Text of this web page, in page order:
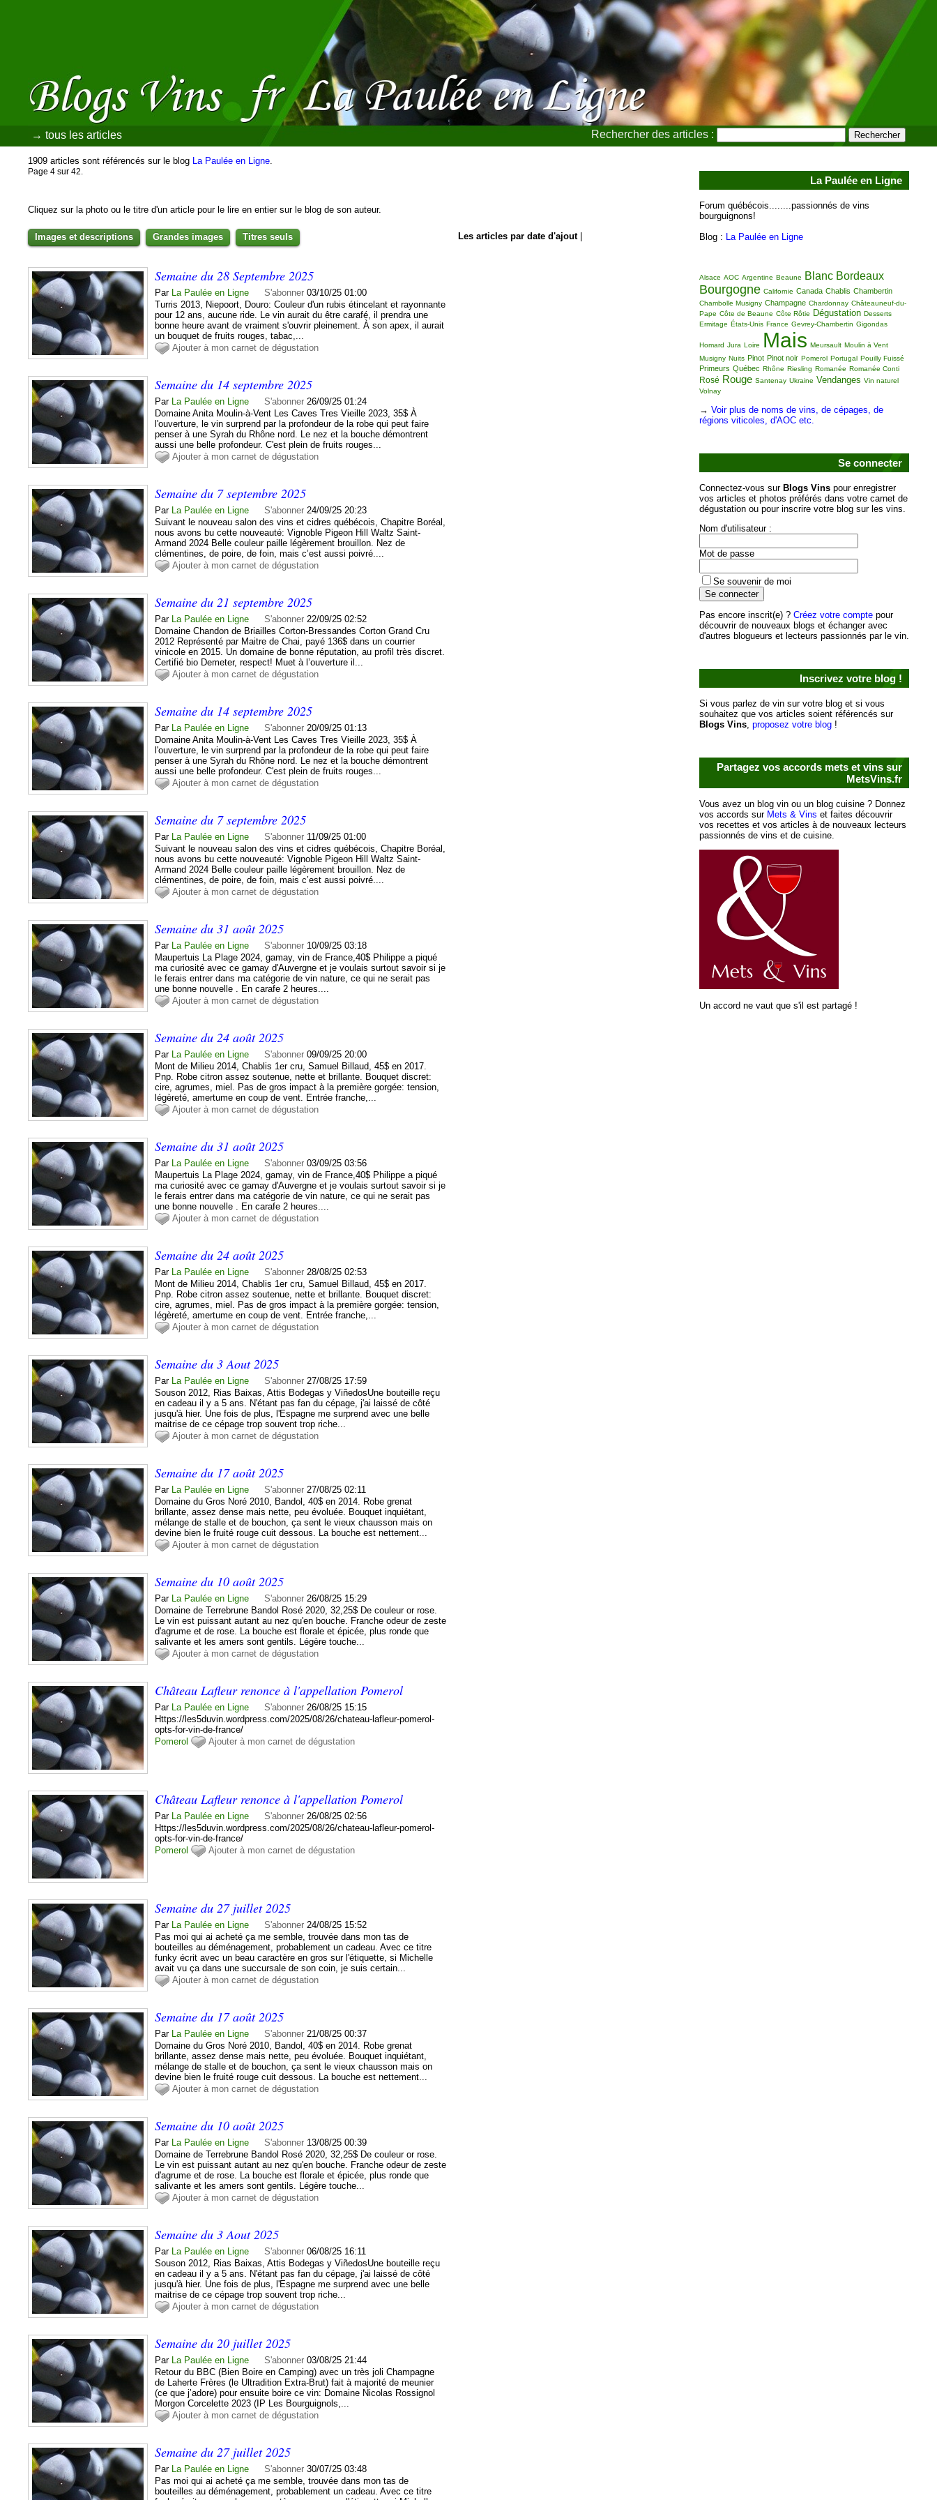
→ tous les articles Rechercher des articles :
1909 articles sont référencés sur le blog La Paulée en Ligne
Page 4 sur 42.
Cliquez sur la photo ou le titre d'un article pour le lire en entier sur le blog de son auteur.
Images et descriptions Grandes images Titres seuls Les articles par date d'ajout|
Semaine du 28 Septembre 2025
Par La Paulée en Ligne S'abonner 03/10/25 01:00
Turris 2013, Niepoort, Douro: Couleur d'un rubis étincelant et rayonnante
pour 12 ans, aucune ride. Le vin aurait du être carafé, il prendra une
bonne heure avant de vraiment s'ouvrir pleinement. À son apex, il aurait
un bouquet de fruits rouges, tabac,...
Ajouter à mon carnet de dégustation
Semaine du 14 septembre 2025
Par La Paulée en Ligne S'abonner 26/09/25 01:24
Domaine Anita Moulin-à-Vent Les Caves Tres Vieille 2023, 35$ À
l'ouverture, le vin surprend par la profondeur de la robe qui peut faire
penser à une Syrah du Rhône nord. Le nez et la bouche démontrent
aussi une belle profondeur. C'est plein de fruits rouges...
Ajouter à mon carnet de dégustation
Semaine du 7 septembre 2025
Par La Paulée en Ligne S'abonner 24/09/25 20:23
Suivant le nouveau salon des vins et cidres québécois, Chapitre Boréal,
nous avons bu cette nouveauté: Vignoble Pigeon Hill Waltz Saint-
Armand 2024 Belle couleur paille légèrement brouillon. Nez de
clémentines, de poire, de foin, mais c’est aussi poivré....
Ajouter à mon carnet de dégustation
Semaine du 21 septembre 2025
Par La Paulée en Ligne S'abonner 22/09/25 02:52
Domaine Chandon de Briailles Corton-Bressandes Corton Grand Cru
2012 Représenté par Maitre de Chai, payé 136$ dans un courrier
vinicole en 2015. Un domaine de bonne réputation, au profil très discret.
Certifié bio Demeter, respect! Muet à l’ouverture il...
Ajouter à mon carnet de dégustation
Semaine du 14 septembre 2025
Par La Paulée en Ligne S'abonner 20/09/25 01:13
Domaine Anita Moulin-à-Vent Les Caves Tres Vieille 2023, 35$ À
l'ouverture, le vin surprend par la profondeur de la robe qui peut faire
penser à une Syrah du Rhône nord. Le nez et la bouche démontrent
aussi une belle profondeur. C'est plein de fruits rouges...
Ajouter à mon carnet de dégustation
Semaine du 7 septembre 2025
Par La Paulée en Ligne S'abonner 11/09/25 01:00
Suivant le nouveau salon des vins et cidres québécois, Chapitre Boréal,
nous avons bu cette nouveauté: Vignoble Pigeon Hill Waltz Saint-
Armand 2024 Belle couleur paille légèrement brouillon. Nez de
clémentines, de poire, de foin, mais c’est aussi poivré....
Ajouter à mon carnet de dégustation
Semaine du 31 août 2025
Par La Paulée en Ligne S'abonner 10/09/25 03:18
Maupertuis La Plage 2024, gamay, vin de France,40$ Philippe a piqué
ma curiosité avec ce gamay d'Auvergne et je voulais surtout savoir si je
le ferais entrer dans ma catégorie de vin nature, ce qui ne serait pas
une bonne nouvelle . En carafe 2 heures....
Ajouter à mon carnet de dégustation
Semaine du 24 août 2025
Par La Paulée en Ligne S'abonner 09/09/25 20:00
Mont de Milieu 2014, Chablis 1er cru, Samuel Billaud, 45$ en 2017.
Pnp. Robe citron assez soutenue, nette et brillante. Bouquet discret:
cire, agrumes, miel. Pas de gros impact à la première gorgée: tension,
légèreté, amertume en coup de vent. Entrée franche,...
Ajouter à mon carnet de dégustation
Semaine du 31 août 2025
Par La Paulée en Ligne S'abonner 03/09/25 03:56
Maupertuis La Plage 2024, gamay, vin de France,40$ Philippe a piqué
ma curiosité avec ce gamay d'Auvergne et je voulais surtout savoir si je
le ferais entrer dans ma catégorie de vin nature, ce qui ne serait pas
une bonne nouvelle . En carafe 2 heures....
Ajouter à mon carnet de dégustation
Semaine du 24 août 2025
Par La Paulée en Ligne S'abonner 28/08/25 02:53
Mont de Milieu 2014, Chablis 1er cru, Samuel Billaud, 45$ en 2017.
Pnp. Robe citron assez soutenue, nette et brillante. Bouquet discret:
cire, agrumes, miel. Pas de gros impact à la première gorgée: tension,
légèreté, amertume en coup de vent. Entrée franche,...
Ajouter à mon carnet de dégustation
Semaine du 3 Aout 2025
Par La Paulée en Ligne S'abonner 27/08/25 17:59
Souson 2012, Rias Baixas, Attis Bodegas y ViñedosUne bouteille reçu
en cadeau il y a 5 ans. N'étant pas fan du cépage, j'ai laissé de côté
jusqu'à hier. Une fois de plus, l'Espagne me surprend avec une belle
maitrise de ce cépage trop souvent trop riche...
Ajouter à mon carnet de dégustation
Semaine du 17 août 2025
Par La Paulée en Ligne S'abonner 27/08/25 02:11
Domaine du Gros Noré 2010, Bandol, 40$ en 2014. Robe grenat
brillante, assez dense mais nette, peu évoluée. Bouquet inquiétant,
mélange de stalle et de bouchon, ça sent le vieux chausson mais on
devine bien le fruité rouge cuit dessous. La bouche est nettement...
Ajouter à mon carnet de dégustation
Semaine du 10 août 2025
Par La Paulée en Ligne S'abonner 26/08/25 15:29
Domaine de Terrebrune Bandol Rosé 2020, 32,25$ De couleur or rose.
Le vin est puissant autant au nez qu'en bouche. Franche odeur de zeste
d'agrume et de rose. La bouche est florale et épicée, plus ronde que
salivante et les amers sont gentils. Légère touche...
Ajouter à mon carnet de dégustation
Château Lafleur renonce à l'appellation Pomerol
Par La Paulée en Ligne S'abonner 26/08/25 15:15
Https://les5duvin.wordpress.com/2025/08/26/chateau-lafleur-pomerol-
opts-for-vin-de-france/
Pomerol
Ajouter à mon carnet de dégustation
Château Lafleur renonce à l'appellation Pomerol
Par La Paulée en Ligne S'abonner 26/08/25 02:56
Https://les5duvin.wordpress.com/2025/08/26/chateau-lafleur-pomerol-
opts-for-vin-de-france/
Pomerol
Ajouter à mon carnet de dégustation
Semaine du 27 juillet 2025
Par La Paulée en Ligne S'abonner 24/08/25 15:52
Pas moi qui ai acheté ça me semble, trouvée dans mon tas de
bouteilles au déménagement, probablement un cadeau. Avec ce titre
funky écrit avec un beau caractère en gros sur l'étiquette, si Michelle
avait vu ça dans une succursale de son coin, je suis certain...
Ajouter à mon carnet de dégustation
Semaine du 17 août 2025
Par La Paulée en Ligne S'abonner 21/08/25 00:37
Domaine du Gros Noré 2010, Bandol, 40$ en 2014. Robe grenat
brillante, assez dense mais nette, peu évoluée. Bouquet inquiétant,
mélange de stalle et de bouchon, ça sent le vieux chausson mais on
devine bien le fruité rouge cuit dessous. La bouche est nettement...
Ajouter à mon carnet de dégustation
Semaine du 10 août 2025
Par La Paulée en Ligne S'abonner 13/08/25 00:39
Domaine de Terrebrune Bandol Rosé 2020, 32,25$ De couleur or rose.
Le vin est puissant autant au nez qu'en bouche. Franche odeur de zeste
d'agrume et de rose. La bouche est florale et épicée, plus ronde que
salivante et les amers sont gentils. Légère touche...
Ajouter à mon carnet de dégustation
Semaine du 3 Aout 2025
Par La Paulée en Ligne S'abonner 06/08/25 16:11
Souson 2012, Rias Baixas, Attis Bodegas y ViñedosUne bouteille reçu
en cadeau il y a 5 ans. N'étant pas fan du cépage, j'ai laissé de côté
jusqu'à hier. Une fois de plus, l'Espagne me surprend avec une belle
maitrise de ce cépage trop souvent trop riche...
Ajouter à mon carnet de dégustation
Semaine du 20 juillet 2025
Par La Paulée en Ligne S'abonner 03/08/25 21:44
Retour du BBC (Bien Boire en Camping) avec un très joli Champagne
de Laherte Frères (le Ultradition Extra-Brut) fait à majorité de meunier
(ce que j’adore) pour ensuite boire ce vin: Domaine Nicolas Rossignol
Morgon Corcelette 2023 (IP Les Bourguignols,...
Ajouter à mon carnet de dégustation
Semaine du 27 juillet 2025
Par La Paulée en Ligne S'abonner 30/07/25 03:48
Pas moi qui ai acheté ça me semble, trouvée dans mon tas de
bouteilles au déménagement, probablement un cadeau. Avec ce titre
La Paulée en Ligne
Forum québécois........passionnés de vins
bourguignons!
Blog :
La Paulée en Ligne
Alsace AOC Argentine Beaune Blanc Bordeaux
Bourgogne Californie Canada Chablis Chambertin
Chambolle Musigny Champagne Chardonnay Châteauneuf-du-
Pape Côte de Beaune Côte Rôtie Dégustation Desserts
Ermitage États-Unis France Gevrey-Chambertin Gigondas
Homard Jura Loire Mais Meursault Moulin à Vent
Musigny Nuits Pinot Pinot noir Pomerol Portugal Pouilly Fuissé
Primeurs Québec Rhône Riesling Romanée Romanée Conti
Rosé Rouge Santenay Ukraine Vendanges Vin naturel
Volnay
→ Voir plus de noms de vins, de cépages, de
régions viticoles, d'AOC etc.
Se connecter
Connectez-vous sur Blogs Vinspour enregistrer
vos articles et photos préférés dans votre carnet de
dégustation ou pour inscrire votre blog sur les vins.
Nom d'utilisateur :
Mot de passe
Se souvenir de moi
Pas encore inscrit(e) ? Créez votre comptepour
découvrir de nouveaux blogs et échanger avec
d'autres blogueurs et lecteurs passionnés par le vin.
Inscrivez votre blog !
Si vous parlez de vin sur votre blog et si vous
souhaitez que vos articles soient référencés sur
Blogs Vins, proposez votre blog!
Partagez vos accords mets et vins sur
MetsVins.fr
Vous avez un blog vin ou un blog cuisine ? Donnez
vos accords sur Mets & Vins et faites découvrir
vos recettes et vos articles à de nouveaux lecteurs
passionnés de vins et de cuisine.
Un accord ne vaut que s'il est partagé !